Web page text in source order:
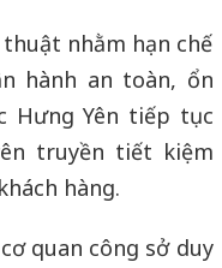
nhằm hạn chế
hành an toàn, ổn
Hưng Yên tiếp tục
truyền tiết kiệm
hàng.
quan công sở duy